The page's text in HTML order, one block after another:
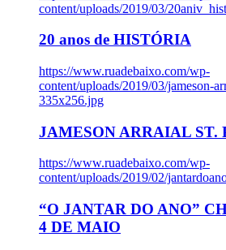
content/uploads/2019/03/
20 anos de HISTÓRIA
https://www.ruadebaixo.com/wp-
content/uploads/2019/03/jameson-
335x256.jpg
JAMESON ARRAIAL ST.
https://www.ruadebaixo.com/wp-
content/uploads/2019/02/
“O JANTAR DO ANO”
4 DE MAIO